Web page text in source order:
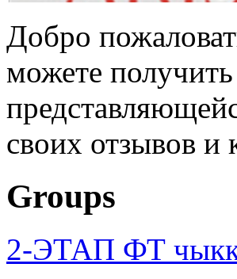
Добро
можете
своих отзывов и
Groups
2-ЭТАП ФТ